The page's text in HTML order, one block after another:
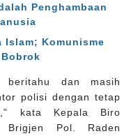
Penghambaan
Islam; Komunisme
beritahu dan masih
polisi dengan tetap
kata Kepala Biro
Brigjen Pol. Raden